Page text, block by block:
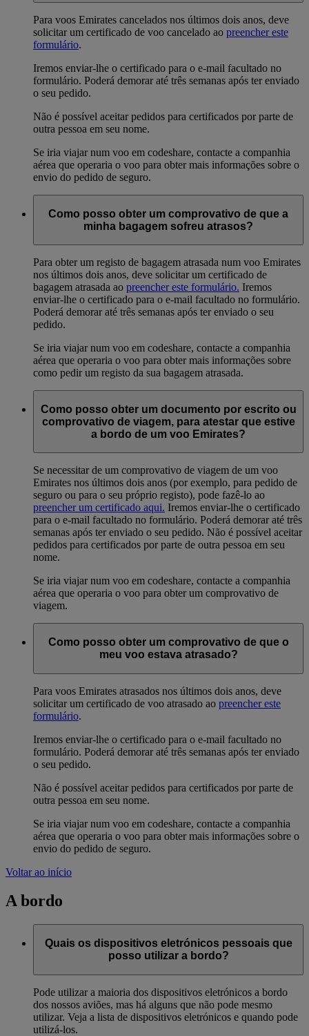
Para voos Emirates cancelados nos últimos dois anos, deve
solicitar um certificado de voo cancelado ao preencher este
formulário.
Iremos enviar-lhe o certificado para o e-mail facultado no
formulário. Poderá demorar até três semanas após ter enviado
o seu pedido.
Não é possível aceitar pedidos para certificados por parte de
outra pessoa em seu nome.
Se iria viajar num voo em codeshare, contacte a companhia
aérea que operaria o voo para obter mais informações sobre o
envio do pedido de seguro.
Como posso obter um comprovativo de que a
minha bagagem sofreu atrasos?
Para obter um registo de bagagem atrasada num voo Emirates
nos últimos dois anos, deve solicitar um certificado de
bagagem atrasada ao preencher este formulário. Iremos
enviar-lhe o certificado para o e-mail facultado no formulário.
Poderá demorar até três semanas após ter enviado o seu
pedido.
Se iria viajar num voo em codeshare, contacte a companhia
aérea que operaria o voo para obter mais informações sobre
como pedir um registo da sua bagagem atrasada.
Como posso obter um documento por escrito ou
comprovativo de viagem, para atestar que estive
a bordo de um voo Emirates?
Se necessitar de um comprovativo de viagem de um voo
Emirates nos últimos dois anos (por exemplo, para pedido de
seguro ou para o seu próprio registo), pode fazê-lo ao
preencher um certificado aqui. Iremos enviar-lhe o certificado
para o e-mail facultado no formulário. Poderá demorar até três
semanas após ter enviado o seu pedido. Não é possível aceitar
pedidos para certificados por parte de outra pessoa em seu
nome.
Se iria viajar num voo em codeshare, contacte a companhia
aérea que operaria o voo para obter um comprovativo de
viagem.
Como posso obter um comprovativo de que o
meu voo estava atrasado?
Para voos Emirates atrasados nos últimos dois anos, deve
solicitar um certificado de voo atrasado ao preencher este
formulário.
Iremos enviar-lhe o certificado para o e-mail facultado no
formulário. Poderá demorar até três semanas após ter enviado
o seu pedido.
Não é possível aceitar pedidos para certificados por parte de
outra pessoa em seu nome.
Se iria viajar num voo em codeshare, contacte a companhia
aérea que operaria o voo para obter mais informações sobre o
envio do pedido de seguro.
Voltar ao início
A bordo
Quais os dispositivos eletrónicos pessoais que
posso utilizar a bordo?
Pode utilizar a maioria dos dispositivos eletrónicos a bordo
dos nossos aviões, mas há alguns que não pode mesmo
utilizar. Veja a lista de dispositivos eletrónicos e quando pode
utilizá-los.